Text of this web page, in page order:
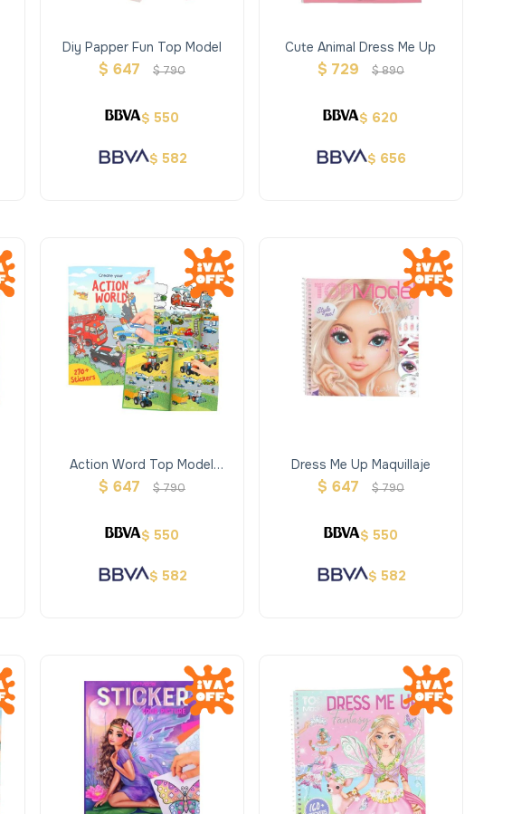
Diy Papper Fun Top Model
$ 647 $790
$ 550
$ 582
Cute Animal Dress Me Up
$ 729 $890
$ 620
$ 656
Action Word Top Model
Transporte
$ 647 $790
$ 550
$ 582
Dress Me Up Maquillaje
$ 647 $790
$ 550
$ 582